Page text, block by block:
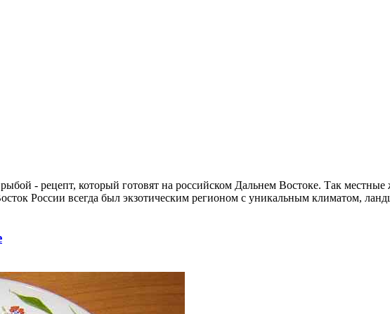
- рецепт, который готовят на российском Дальнем Востоке. Так
России всегда был экзотическим регионом с уникальным климатом,